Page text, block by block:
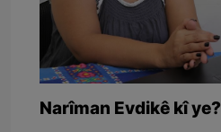
Narîman Evdikê kî ye?